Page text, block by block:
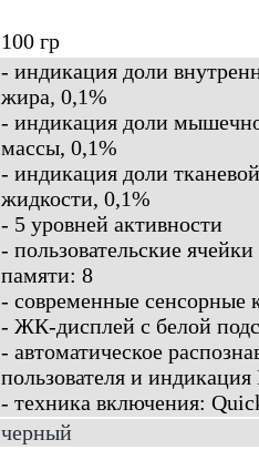
100 гр
- индикация доли
жира, 0,1%
- индикация доли
массы, 0,1%
- индикация доли тканевой
жидкости, 0,1%
- 5 уровней активности
- пользовательские ячейки
памяти: 8
- современные сенсорные
- ЖК-дисплей с белой
- автоматическое
пользователя и
- техника включения:
черный